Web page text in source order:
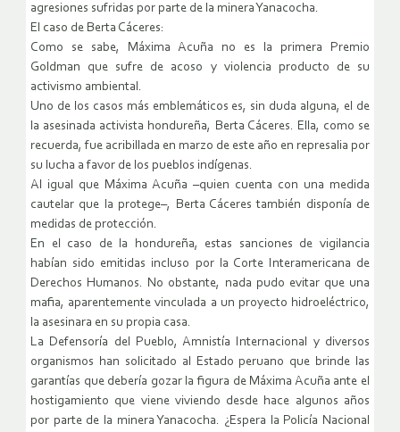
agresiones sufridas por parte de la minera Yanacocha.
El caso de Berta Cáceres:
Como se sabe, Máxima Acuña no es la primera Premio
Goldman que sufre de acoso y violencia producto de su
activismo ambiental.
Uno de los casos más emblemáticos es, sin duda alguna, el de
la asesinada activista hondureña, Berta Cáceres. Ella, como se
recuerda, fue acribillada en marzo de este año en represalia por
su lucha a favor de los pueblos indígenas.
Al igual que Máxima Acuña –quien cuenta con una medida
cautelar que la protege–, Berta Cáceres también disponía de
medidas de protección.
En el caso de la hondureña, estas sanciones de vigilancia
habían sido emitidas incluso por la Corte Interamericana de
Derechos Humanos. No obstante, nada pudo evitar que una
mafia, aparentemente vinculada a un proyecto hidroeléctrico,
la asesinara en su propia casa.
La Defensoría del Pueblo, Amnistía Internacional y diversos
organismos han solicitado al Estado peruano que brinde las
garantías que debería gozar la figura de Máxima Acuña ante el
hostigamiento que viene viviendo desde hace algunos años
por parte de la minera Yanacocha. ¿Espera la Policía Nacional